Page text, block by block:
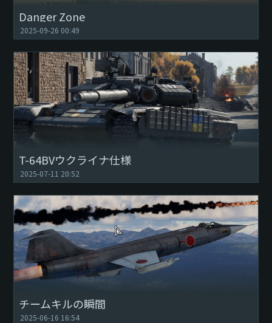
Danger Zone
2025-09-26 00:49
T-64BVウクライナ仕様
2025-07-11 20:52
チームキルの瞬間
2025-06-16 16:54